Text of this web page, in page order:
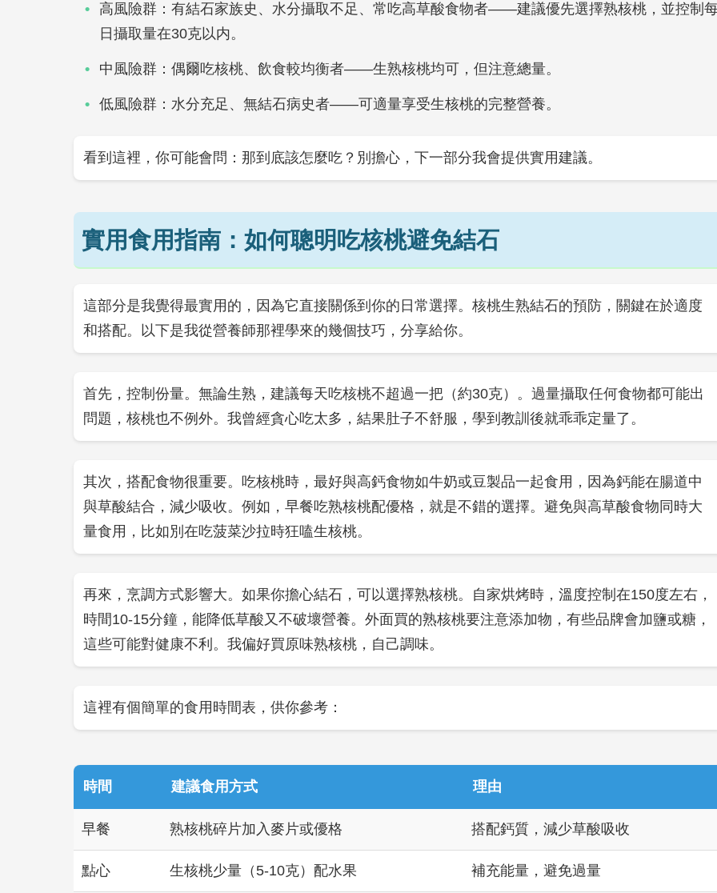
高風險群：有結石家族史、水分攝取不足、常吃高草酸食物者——建議優先選擇熟核桃，並控制
日攝取量在30克以内。
中風險群：偶爾吃核桃、飲食較均衡者——生熟核桃均可，但注意總量。
低風險群：水分充足、無結石病史者——可適量享受生核桃的完整營養。
看到這裡，你可能會問：那到底該怎麼吃？別擔心，下一部分我會提供實用建議。
實用食用指南：如何聰明吃核桃避免結石
這部分是我覺得最實用的，因為它直接關係到你的日常選擇。核桃生熟結石的預防，關鍵在於適度
和搭配。以下是我從營養師那裡學來的幾個技巧，分享給你。
首先，控制份量。無論生熟，建議每天吃核桃不超過一把（約30克）。過量攝取任何食物都可能出
問題，核桃也不例外。我曾經貪心吃太多，結果肚子不舒服，學到教訓後就乖乖定量了。
其次，搭配食物很重要。吃核桃時，最好與高鈣食物如牛奶或豆製品一起食用，因為鈣能在腸道中
與草酸結合，減少吸收。例如，早餐吃熟核桃配優格，就是不錯的選擇。避免與高草酸食物同時大
量食用，比如別在吃菠菜沙拉時狂嗑生核桃。
再來，烹調方式影響大。如果你擔心結石，可以選擇熟核桃。自家烘烤時，溫度控制在150度左右，
時間10-15分鐘，能降低草酸又不破壞營養。外面買的熟核桃要注意添加物，有些品牌會加鹽或糖，
這些可能對健康不利。我偏好買原味熟核桃，自己調味。
這裡有個簡單的食用時間表，供你參考：
時間 建議食用方式 理由
早餐 熟核桃碎片加入麥片或優格 搭配鈣質，減少草酸吸收
點心 生核桃少量（5-10克）配水果 補充能量，避免過量